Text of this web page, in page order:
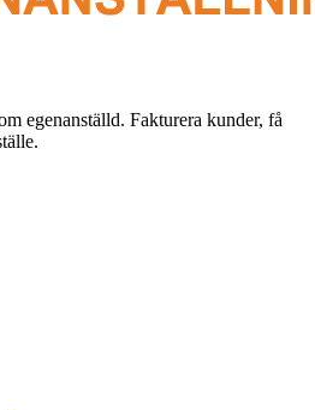
egenanställd. Fakturera kunder, få